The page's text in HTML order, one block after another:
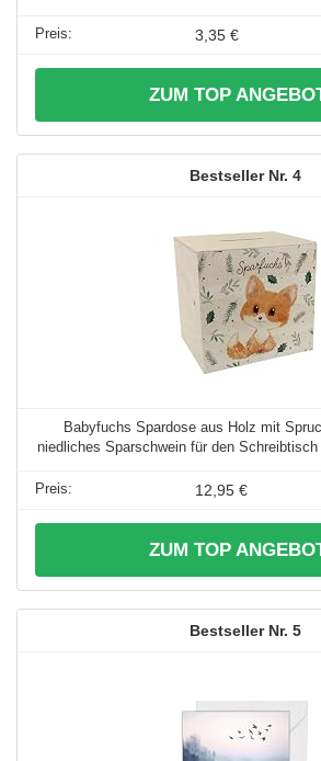
3,35 €
ZUM TOP
4
Babyfuchs Spardose aus Holz mit
niedliches Sparschwein für den Schreibtisch
12,95 €
ZUM TOP
5